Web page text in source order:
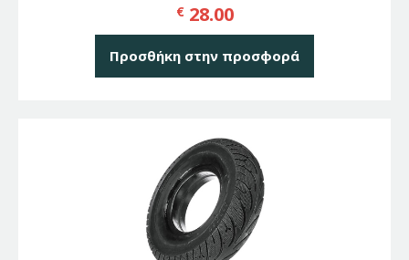
€ 28.00
Προσθήκη στην προσφορά